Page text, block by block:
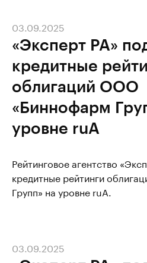
«Эксперт РА»
кредитные
облигаций ООО
«Биннофарм
уровне ruA
03.09.2025
Рейтинговое агентство
кредитные рейтинги
Групп» на уровне ruA.
03.09.2025